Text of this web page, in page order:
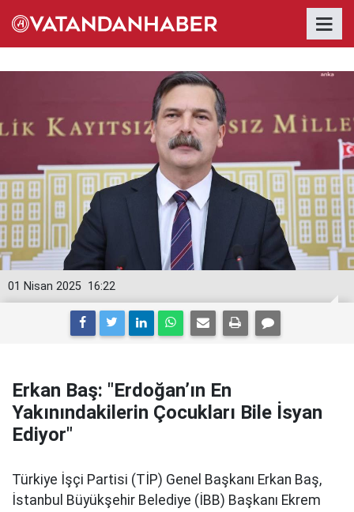
16:22
01 Nisan 2025
Erkan Baş: "Erdoğan’ın En
Yakınındakilerin Çocukları Bile İsyan
Ediyor"
Türkiye İşçi Partisi (TİP) Genel Başkanı Erkan Baş,
İstanbul Büyükşehir Belediye (İBB) Başkanı Ekrem